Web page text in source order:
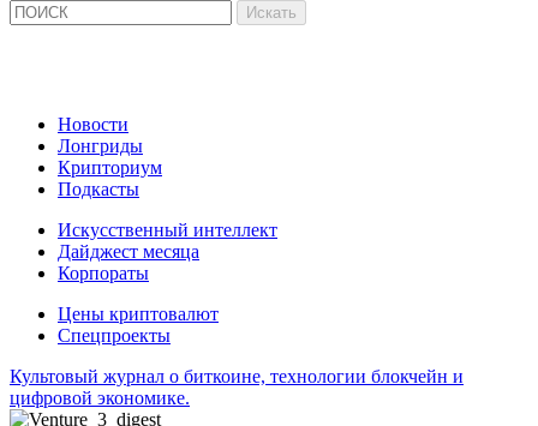
Новости
Лонгриды
Крипториум
Подкасты
Искусственный интеллект
Дайджест месяца
Корпораты
Цены криптовалют
Спецпроекты
Культовый журнал о биткоине, технологии блокчейн и
цифровой экономике.